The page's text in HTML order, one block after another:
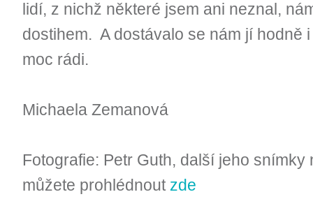
lidí, z nichž některé jsem ani neznal,
dostihem. A dostávalo se nám jí hodně
moc rádi.
Michaela Zemanová
Fotografie: Petr Guth, další jeho
můžete prohlédnout zde